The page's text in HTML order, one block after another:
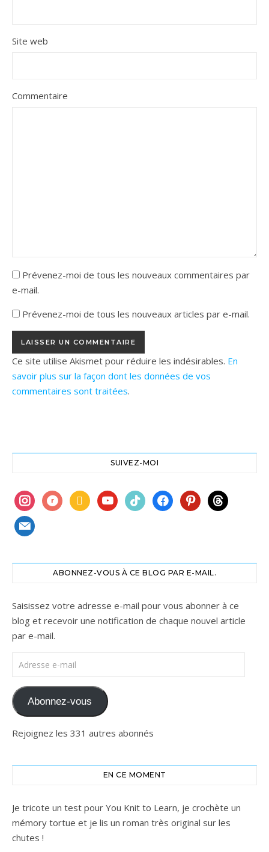
Site web
Commentaire
Prévenez-moi de tous les nouveaux commentaires par
e-mail.
Prévenez-moi de tous les nouveaux articles par e-mail.
Ce site utilise Akismet pour réduire les indésirables. En
savoir plus sur la façon dont les données de vos
commentaires sont traitées.
SUIVEZ-MOI
instagram
ravelrybook youtubetiktokfacebookpinterest
threads
mail
ABONNEZ-VOUS À CE BLOG PAR E-MAIL.
Saisissez votre adresse e-mail pour vous abonner à ce
blog et recevoir une notification de chaque nouvel article
par e-mail.
Adresse e-mail
Abonnez-vous
Rejoignez les 331 autres abonnés
EN CE MOMENT
Je tricote un test pour You Knit to Learn, je crochète un
mémory tortue et je lis un roman très original sur les
chutes !